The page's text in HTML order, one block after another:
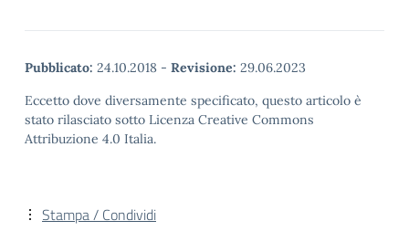
Pubblicato: 24.10.2018 - Revisione: 29.06.2023
Eccetto dove diversamente specificato, questo articolo è
stato rilasciato sotto Licenza Creative Commons
Attribuzione 4.0 Italia.
Stampa / Condividi